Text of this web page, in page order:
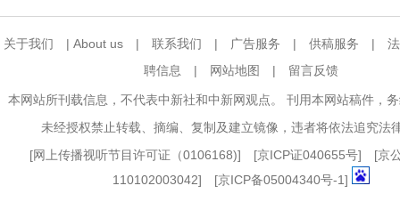
关于我们 | About us | 联系我们 | 广告服务 | 供稿服务 |
聘信息
| 网站地图 | 留言反馈
本网站所刊载信息，不代表中新社和中新网观点。 刊用本网站稿件，
未经授权禁止转载、摘编、复制及建立镜像，违者将依法追究法
[网上传播视听节目许可证（0106168)] [京ICP证040655号] [京
110102003042] [京ICP备05004340号-1]